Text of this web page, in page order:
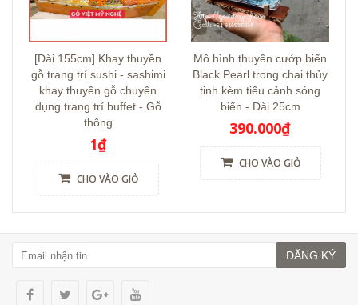
[Dài 155cm] Khay thuyền
gỗ trang trí sushi - sashimi
khay thuyền gỗ chuyên
dụng trang trí buffet - Gỗ
thông
1₫
CHO VÀO GIỎ
Mô hình thuyền cướp biển
Black Pearl trong chai thủy
tinh kèm tiểu cảnh sóng
biển - Dài 25cm
390.000₫
CHO VÀO GIỎ
ĐĂNG KÝ